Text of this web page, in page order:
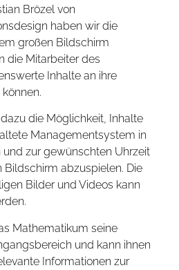
Brözel von
haben wir die
großen Bildschirm
die Mitarbeiter des
Inhalte an ihre
die Möglichkeit, Inhalte
Managementsystem in
zur gewünschten Uhrzeit
abzuspielen. Die
Bilder und Videos kann
Mathematikum seine
und kann ihnen
Informationen zur